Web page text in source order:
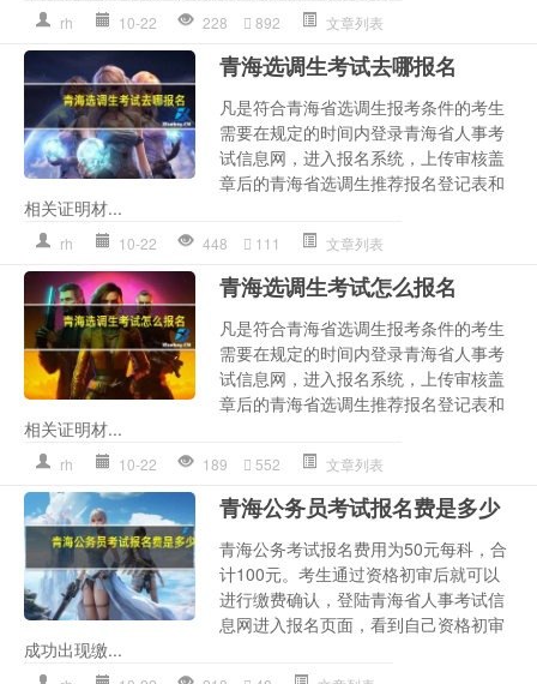
rh 10-22 228 892 文章列表
青海选调生考试去哪报名
凡是符合青海省选调生报考条件的考生
需要在规定的时间内登录青海省人事考
试信息网，进入报名系统，上传审核盖
章后的青海省选调生推荐报名登记表和
相关证明材...
rh 10-22 448 111 文章列表
青海选调生考试怎么报名
凡是符合青海省选调生报考条件的考生
需要在规定的时间内登录青海省人事考
试信息网，进入报名系统，上传审核盖
章后的青海省选调生推荐报名登记表和
相关证明材...
rh 10-22 189 552 文章列表
青海公务员考试报名费是多少
青海公务考试报名费用为50元每科，合
计100元。考生通过资格初审后就可以
进行缴费确认，登陆青海省人事考试信
息网进入报名页面，看到自己资格初审
成功出现缴...